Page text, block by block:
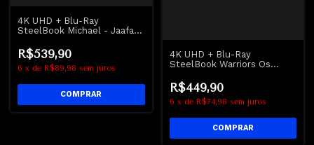
4K UHD + Blu-Ray
SteelBook Michael - Jaafar
R$539,90
6 x de R$89,98 sem juros
4K UHD + Blu-Ray
SteelBook Warriors Os
Warriors
R$449,90
6 x de R$74,98 sem juros